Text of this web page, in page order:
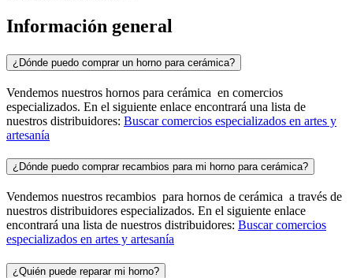
Información general
¿Dónde puedo comprar un horno para cerámica?
Vendemos nuestros hornos para cerámica en comercios
especializados. En el siguiente enlace encontrará una lista de
nuestros distribuidores: Buscar comercios especializados en artes y
artesanía
¿Dónde puedo comprar recambios para mi horno para cerámica?
Vendemos nuestros recambios para hornos de cerámica a través de
nuestros distribuidores especializados. En el siguiente enlace
encontrará una lista de nuestros distribuidores: Buscar comercios
especializados en artes y artesanía
¿Quién puede reparar mi horno?